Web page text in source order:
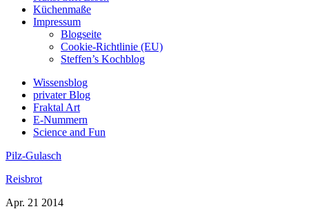
Küchenmaße
Impressum
Blogseite
Cookie-Richtlinie (EU)
Steffen’s Kochblog
Wissensblog
privater Blog
Fraktal Art
E-Nummern
Science and Fun
Pilz-Gulasch
Reisbrot
Apr. 21 2014